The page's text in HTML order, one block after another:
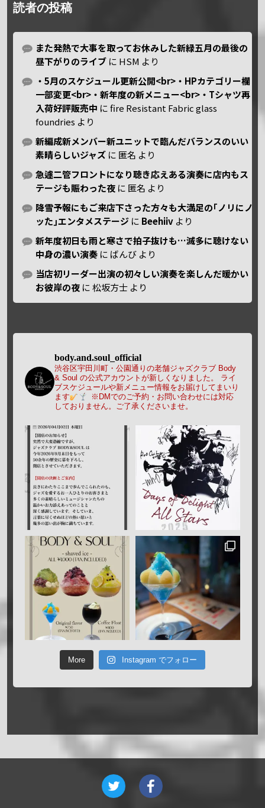
読者の投稿
また発熱で大事を取ってお休みした新緑五月の最後の
昼下がりのライブ に HSM より
・5月のスケジュール更新公開<br>・HPカテゴリー欄
一部変更<br>・新年度の新メニュー<br>・Tシャツ再
入荷好評販売中 にfire Resistant Fabric glass
foundries より
新編成新メンバー新ユニットで臨んだバランスのいい
素晴らしいジャズ に 匿名 より
急遽二管フロントになり聴き応えある演奏に店内もス
テージも賑わった夜 に 匿名 より
降雪予報にもご来店下さった方々も大満足の｢ノリにノ
ッた｣エンタメステージ に Beehiiv より
新年度初日も雨と寒さで拍子抜けも…滅多に聴けない
中身の濃い演奏 に ばんび より
当店初リーダー出演の初々しい演奏を楽しんだ暖かい
お彼岸の夜 に松坂方士 より
body.and.soul_official
渋谷区宇田川町・公園通りの老舗ジャズクラブ Body
& Soul の公式アカウントが新しくなりました。
ライ
ブスケジュールや新メニュー情報をお届けしてまいり
ます
※DMでのご予約・お問い合わせには対応
しておりません。ご了承くださいませ。
More Instagram でフォロー